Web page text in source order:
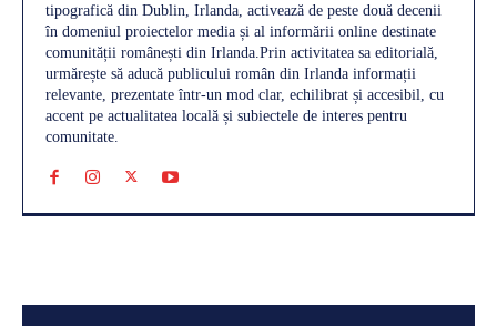
tipografică din Dublin, Irlanda, activează de peste două decenii
în domeniul proiectelor media și al informării online destinate
comunității românești din Irlanda.Prin activitatea sa editorială,
urmărește să aducă publicului român din Irlanda informații
relevante, prezentate într-un mod clar, echilibrat și accesibil, cu
accent pe actualitatea locală și subiectele de interes pentru
comunitate.